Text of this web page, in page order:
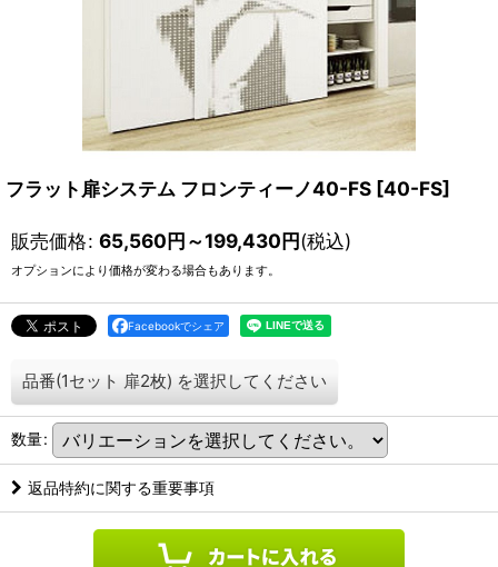
フラット扉システム フロンティーノ40-FS [40-FS]
販売価格: 65,560円～199,430円(税込)
オプションにより価格が変わる場合もあります。
Facebookでシェア
品番(1セット 扉2枚) を選択してください
数量:
返品特約に関する重要事項